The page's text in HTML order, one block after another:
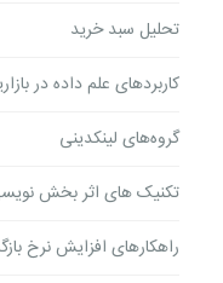
تحلیل سبد خرید
کاربردهای علم داده در
گروه‌های لینکدینی
تکنیک های اثر بخش
راهکارهای افزایش نرخ